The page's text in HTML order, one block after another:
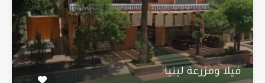
فيلا ومزرعة لينيا